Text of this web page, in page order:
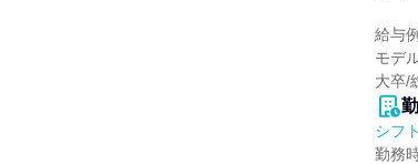
給与例
モデ
大卒/
シフ
勤務